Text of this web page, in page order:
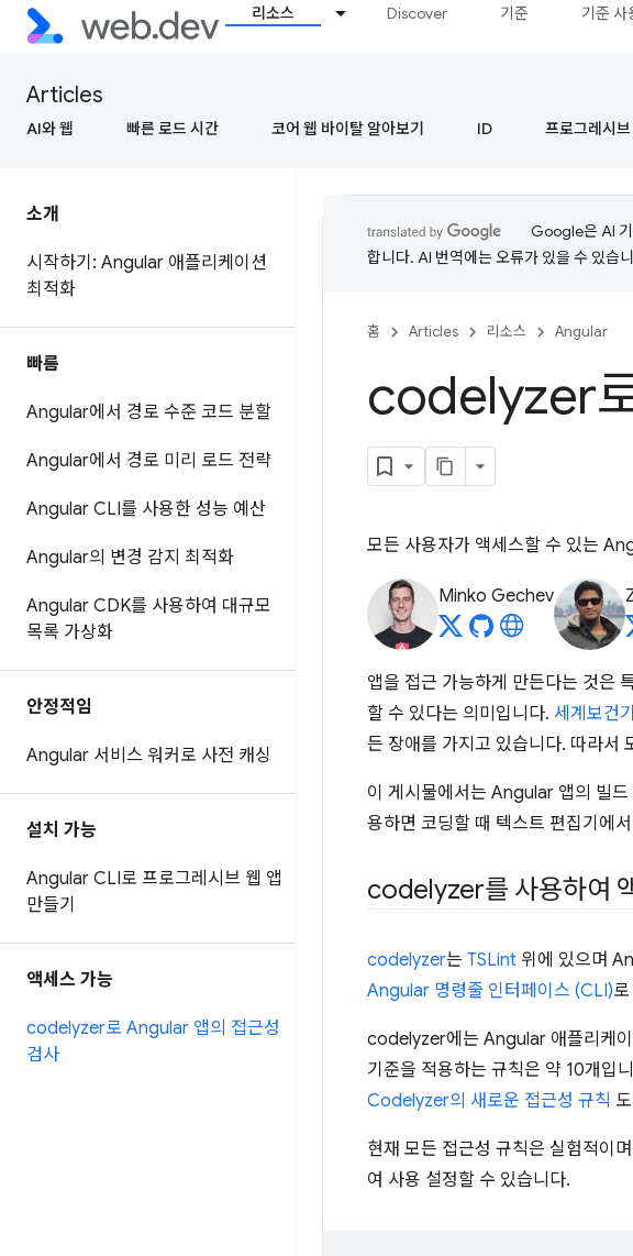
리소스 Discover 기준 기준 사
Articles
AI와 웹 빠른 로드 시간 코어 웹 바이탈 알아보기 ID 프로그레시브
소개
시작하기: Angular 애플리케이션
최적화
빠름
Angular에서 경로 수준 코드 분할
Angular에서 경로 미리 로드 전략
Angular CLI를 사용한 성능 예산
Angular의 변경 감지 최적화
Angular CDK를 사용하여 대규모
목록 가상화
안정적임
Angular 서비스 워커로 사전 캐싱
설치 가능
Angular CLI로 프로그레시브 웹 앱
만들기
액세스 가능
codelyzer로 Angular 앱의 접근성
검사
Google은 AI 기
합니다. AI 번역에는 오류가 있을 수 있습
홈 Articles 리소스 Angular
codelyzer
모든 사용자가 액세스할 수 있는
Minko Gechev
앱을 접근 가능하게 만든다는 것은
할 수 있다는 의미입니다. 세계보건
든 장애를 가지고 있습니다. 따라서
이 게시물에서는 Angular 앱의 빌드
용하면 코딩할 때 텍스트 편집기에
codelyzer를 사용하여
codelyzer는 TSLint 위에 있으며
Angular 명령줄 인터페이스 (CLI)
codelyzer에는 Angular 애플리케이
기준을 적용하는 규칙은 약 10개입
Codelyzer의 새로운 접근성 규칙
현재 모든 접근성 규칙은 실험적이
여 사용 설정할 수 있습니다.